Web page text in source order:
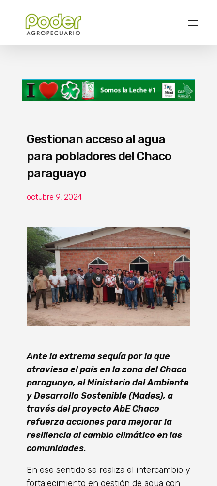
Gestionan acceso al agua
para pobladores del Chaco
paraguayo
octubre 9, 2024
Ante la extrema sequía por la que
atraviesa el país en la zona del Chaco
paraguayo, el Ministerio del Ambiente
y Desarrollo Sostenible (Mades), a
través del proyecto AbE Chaco
refuerza acciones para mejorar la
resiliencia al cambio climático en las
comunidades.
En ese sentido se realiza el intercambio y
fortalecimiento en gestión de agua con